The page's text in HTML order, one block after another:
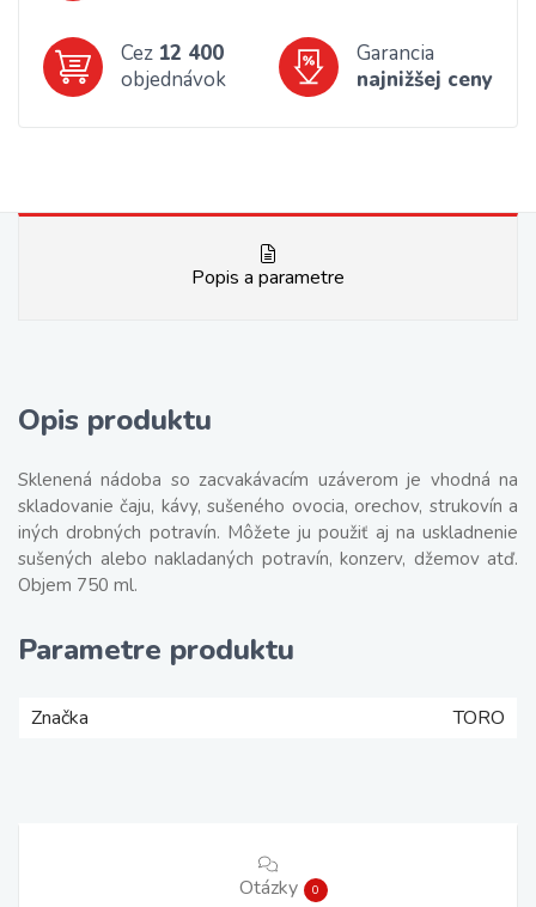
Cez 12 400
objednávok
Garancia
najnižšej ceny
Popis a parametre
Opis produktu
Sklenená nádoba so zacvakávacím uzáverom je vhodná na
skladovanie čaju, kávy, sušeného ovocia, orechov, strukovín a
iných drobných potravín. Môžete ju použiť aj na uskladnenie
sušených alebo nakladaných potravín, konzerv, džemov atď.
Objem 750 ml.
Parametre produktu
Značka TORO
Otázky 0